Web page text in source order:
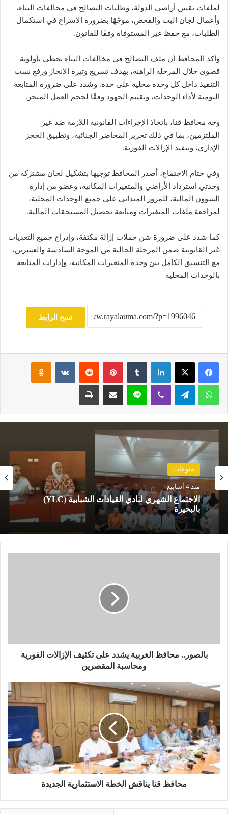
لملفات تقنين أراضي الدولة، وطلبات التصالح في مخالفات البناء،
وأعمال لجان البت والفحص، موجّهًا بضرورة الإسراع في استكمال
الطلبات، مع حفظ غير المستوفاة وفقًا للقانون.
وأكد المحافظ أن ملف التصالح في مخالفات البناء يحظى بأولوية
قصوى خلال المرحلة الراهنة، بهدف تسريع وتيرة الإنجاز ورفع نسب
التنفيذ داخل كل وحدة محلية على حدة. وشدد على ضرورة المتابعة
اليومية لأداء الوحدات، وتقييم الجهود وفقًا لحجم العمل المنجز.
وجه محافظ قنا، باتخاذ الإجراءات القانونية اللازمة ضد غير
الملتزمين، بما في ذلك تحرير المحاضر الجنائية، وتطبيق الحجز
الإداري، وتنفيذ الإزالات الفورية.
وفي ختام الاجتماع، أصدر المحافظ توجيها بتشكيل لجان مشتركة من
وحدتي استرداد الأراضي والمتغيرات المكانية، وعضو من إدارة
الشؤون المالية، للمرور الميداني على جميع الوحدات المحلية،
لمراجعة ملفات المتغيرات ومتابعة تحصيل المستحقات المالية.
كما شدد على ضرورة شن حملات إزالة مكثفة، وإدراج جميع التعديات
غير القانونية ضمن المرحلة الحالية من الموجة السادسة والعشرين،
مع التنسيق الكامل بين وحدة المتغيرات المكانية، وإدارات المتابعة
بالوحدات المحلية
نسخ الرابط
فيسبوك ‫X لينكدإن بينتيريست
واتساب تيلقرام لاين
منوعات
منذ 4 أسابيع
الاجتماع الشهري لنادي القيادات الشبابية (YLC)
منوعات
منذ 4 أسابيع
محافظ البحيرة: دعم الإبتكار والمشروعات الخضراء
الذكية ركيزة أساسية لتحقيق التنمية المستدامة
ورؤية مصر٢٠٣٠
م
ظ
ا
ل
غ
ر
ب
ي
ة
ي
بالصور.. محافظ الغربية يشدد على تكثيف الإزالات الفورية
ومحاسبة المقصرين
م
ح
ا
ف
ظ
ق
ن
ا
ي
محافظ قنا يناقش الخطة الاستثمارية الجديدة